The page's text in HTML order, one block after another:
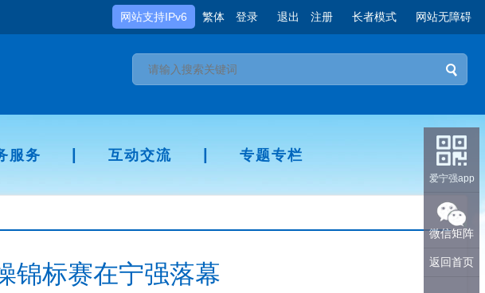
网站支持IPv6 繁体 登录 退出 注册 长者模式 网站无障碍
服务 互动交流 专题专栏
锦标赛在宁强落幕
爱宁强app
微信矩阵
返回首页